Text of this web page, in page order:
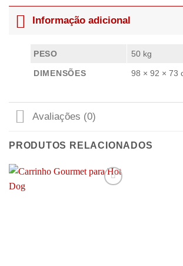
Informação adicional
PESO 50 kg
DIMENSÕES 98 × 92 × 73
Avaliações (0)
PRODUTOS RELACIONADOS